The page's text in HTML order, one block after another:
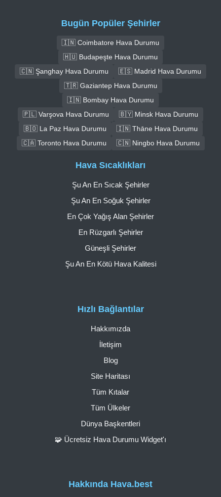
Bugün Popüler Şehirler
🇮🇳 Coimbatore Hava Durumu
🇭🇺 Budapeşte Hava Durumu
🇨🇳 Şanghay Hava Durumu
🇪🇸 Madrid Hava Durumu
🇹🇷 Gaziantep Hava Durumu
🇮🇳 Bombay Hava Durumu
🇵🇱 Varşova Hava Durumu
🇧🇾 Minsk Hava Durumu
🇧🇴 La Paz Hava Durumu
🇮🇳 Thāne Hava Durumu
🇨🇦 Toronto Hava Durumu
🇨🇳 Ningbo Hava Durumu
Hakkında Hava.best
Hızlı Bağlantılar
Hakkımızda
İletişim
Blog
Site Haritası
Tüm Kıtalar
Tüm Ülkeler
Dünya Başkentleri
🧩 Ücretsiz Hava Durumu Widget'ı
Hava Sıcaklıkları
Şu An En Sıcak Şehirler
Şu An En Soğuk Şehirler
En Çok Yağış Alan Şehirler
En Rüzgarlı Şehirler
Güneşli Şehirler
Şu An En Kötü Hava Kalitesi